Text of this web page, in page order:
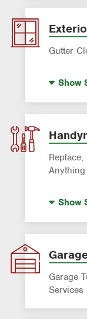
Panel
Lighting
Gutter
Power
Window
Show
Show
Garage
Services